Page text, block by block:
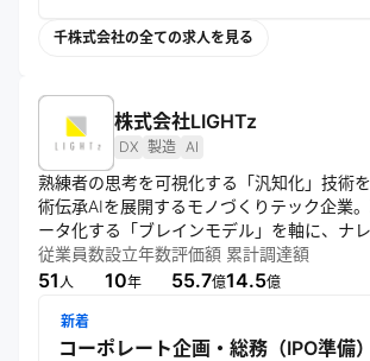
千株式会社の全ての求人を見る
株式会社LIGHTz
DX 製造 AI
熟練者の思考を可視化する「汎知化」技術
術伝承AIを展開するモノづくりテック企業
ータ化する「ブレインモデル」を軸に、ナ
トフォームを開発・運営する。ツールの提供
でを伴走支援する点が強み。属人化を解消し
従業員数
51人
設立年数
10年
評価額
55.7億
累計調達額
14.5億
新着
コーポレート企画・総務（IPO準備）